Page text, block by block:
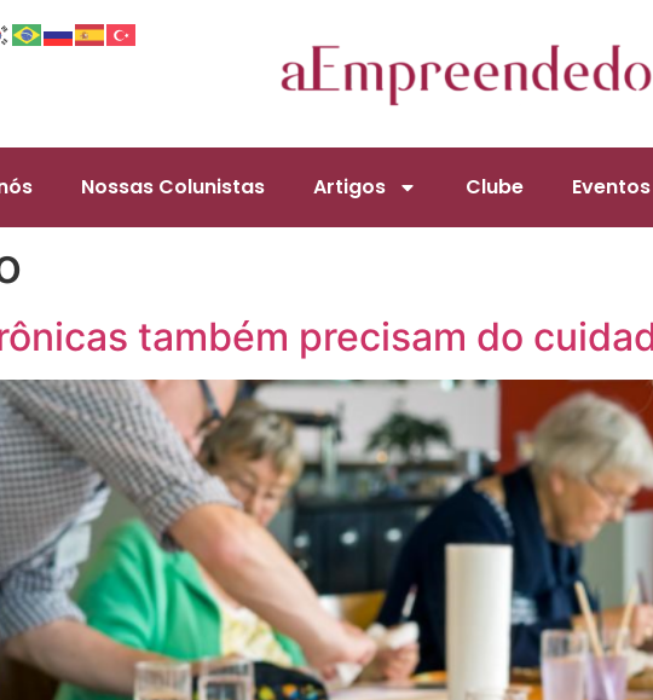
Nossas Colunistas Artigos Clube Eventos
também precisam do